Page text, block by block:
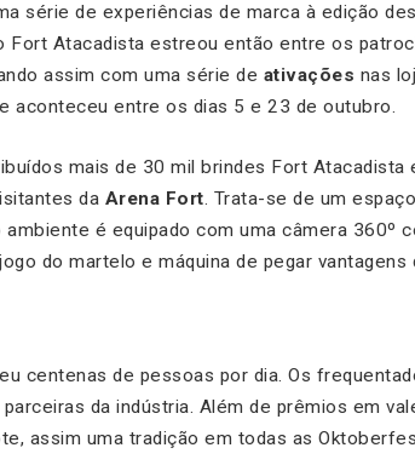
série de experiências de marca à edição
Fort Atacadista estreou então entre os
assim com uma série de ativações nas
aconteceu entre os dias 5 e 23 de outubro.
mais de 30 mil brindes Fort Atacadista
da Arena Fort. Trata-se de um
ambiente é equipado com uma câmera 360º
do martelo e máquina de pegar vantagens
centenas de pessoas por dia. Os
da indústria. Além de prêmios em
assim uma tradição em todas as